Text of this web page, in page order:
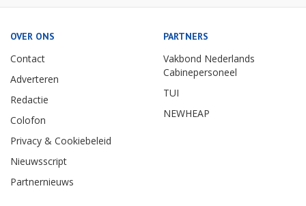
OVER ONS
Contact
Adverteren
Redactie
Colofon
Privacy & Cookiebeleid
Nieuwsscript
Partnernieuws
PARTNERS
Vakbond Nederlands
Cabinepersoneel
TUI
NEWHEAP